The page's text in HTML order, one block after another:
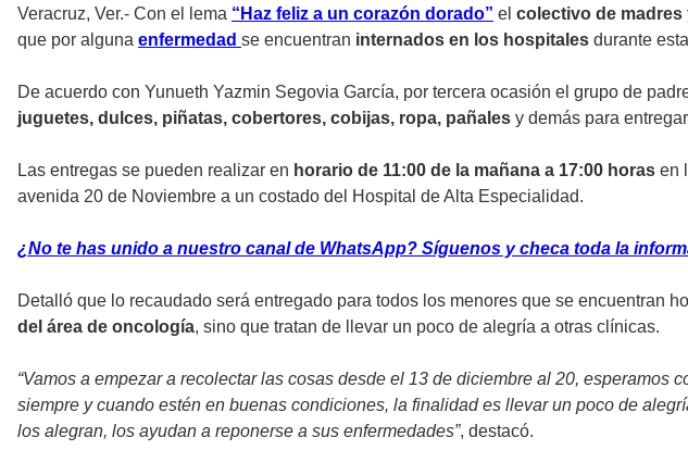
Veracruz, Ver.- Con el lema “Haz feliz a un corazón dorado” el colectivo de madres
que por alguna enfermedad se encuentran internados en los hospitales durante
De acuerdo con Yunueth Yazmin Segovia García, por tercera ocasión el grupo de
juguetes, dulces, piñatas, cobertores, cobijas, ropa, pañales y demás para
Las entregas se pueden realizar en horario de 11:00 de la mañana a 17:00 horas en
avenida 20 de Noviembre a un costado del Hospital de Alta Especialidad.
¿No te has unido a nuestro canal de WhatsApp? Síguenos y checa toda la
Detalló que lo recaudado será entregado para todos los menores que se encuentran
del área de oncología, sino que tratan de llevar un poco de alegría a otras clínicas.
“Vamos a empezar a recolectar las cosas desde el 13 de diciembre al 20,
siempre y cuando estén en buenas condiciones, la finalidad es llevar un poco de
los alegran, los ayudan a reponerse a sus enfermedades”, destacó.